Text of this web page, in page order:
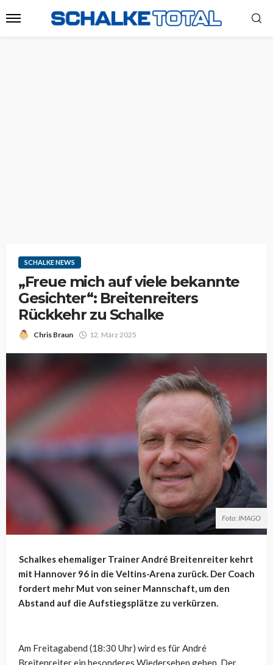
SCHALKE NEWS
„Freue mich auf viele bekannte
Gesichter“: Breitenreiters
Rückkehr zu Schalke
Chris Braun 12. März 2025
Foto: IMAGO
Schalkes ehemaliger Trainer André Breitenreiter kehrt
mit Hannover 96 in die Veltins-Arena zurück. Der Coach
fordert mehr Mut von seiner Mannschaft, um den
Abstand auf die Aufstiegsplätze zu verkürzen.
Am Freitagabend (18:30 Uhr) wird es für André
Breitenreiter ein besonderes Wiedersehen geben. Der